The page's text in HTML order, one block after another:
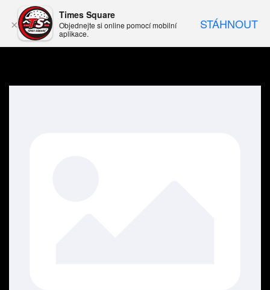
×
Times Square
Objednejte si online pomocí mobilní
aplikace.
STÁHNOUT